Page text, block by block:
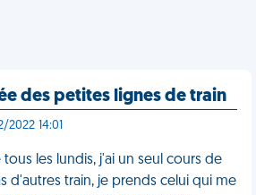
des petites lignes de train
2022 14:01
les lundis, j'ai un seul cours de
d'autres train, je prends celui qui me